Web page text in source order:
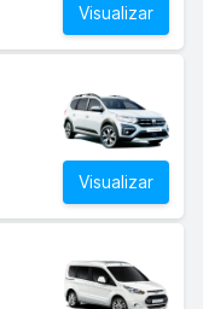
Visualizar
Visualizar